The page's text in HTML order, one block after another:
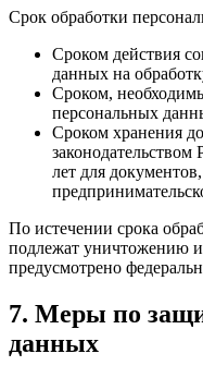
Срок обработки
Сроком действия
данных на
Сроком,
персональных
Сроком хранения
лет для
По истечении срока
подлежат уничтожению
предусмотрено
7. Меры по
данных